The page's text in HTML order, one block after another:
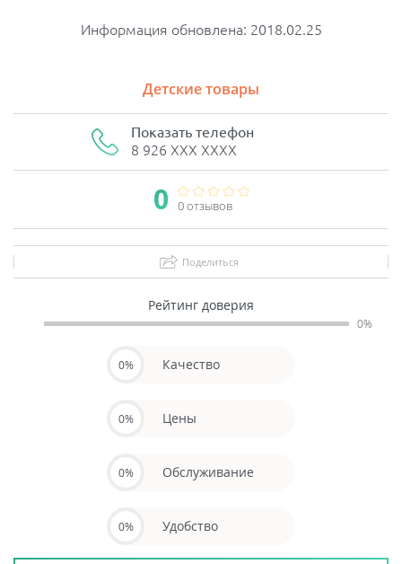
Информация обновлена: 2018.02.25
Детские товары
Показать телефон
8 926 XXX XXXX
0 0 отзывов
Поделиться
Рейтинг доверия
0%
0% Качество
0% Цены
0% Обслуживание
0% Удобство